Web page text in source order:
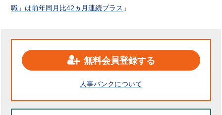
職」は前年同月比42ヵ月連続プラス 」
無料会員登録する
人事バンクについて